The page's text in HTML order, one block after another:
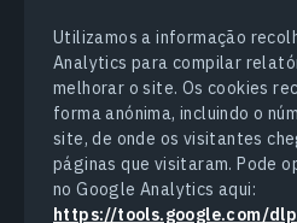
Utilizamos a informação
Analytics para compilar
melhorar o site. Os cookies
forma anónima, incluindo o
site, de onde os visitantes
páginas que visitaram. Pode
no Google Analytics aqui:
https://tools.google.com/